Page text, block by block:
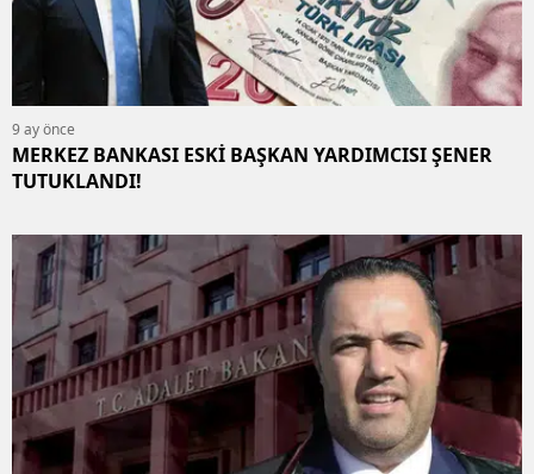
9 ay önce
MERKEZ BANKASI ESKİ BAŞKAN YARDIMCISI ŞENER
TUTUKLANDI!